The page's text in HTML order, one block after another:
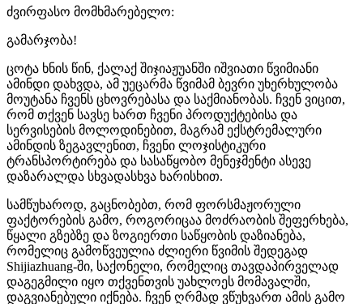
ძვირფასო მომხმარებელო:
გამარჯობა!
ცოტა ხნის წინ, ქალაქ შიჯიაჟუანში იშვიათი წვიმიანი
ამინდი დახვდა, ამ უეცარმა წვიმამ ბევრი უხერხულობა
მოუტანა ჩვენს ცხოვრებასა და საქმიანობას. ჩვენ ვიცით,
რომ თქვენ სავსე ხართ ჩვენი პროდუქტებისა და
სერვისების მოლოდინებით, მაგრამ ექსტრემალური
ამინდის ზეგავლენით, ჩვენი ლოჯისტიკური
ტრანსპორტირება და სასაწყობო მენეჯმენტი ასევე
დაზარალდა სხვადასხვა ხარისხით.
სამწუხაროდ, გაცნობებთ, რომ ფორსმაჟორული
ფაქტორების გამო, როგორიცაა მოძრაობის შეფერხება,
წყალი გზებზე და ზოგიერთი საწყობის დაზიანება,
რომელიც გამოწვეულია ძლიერი წვიმის შედეგად
Shijiazhuang-ში, საქონელი, რომელიც თავდაპირველად
დაგეგმილი იყო თქვენთვის უახლოეს მომავალში,
დაგვიანებული იქნება. ჩვენ ღრმად ვწუხვართ ამის გამო